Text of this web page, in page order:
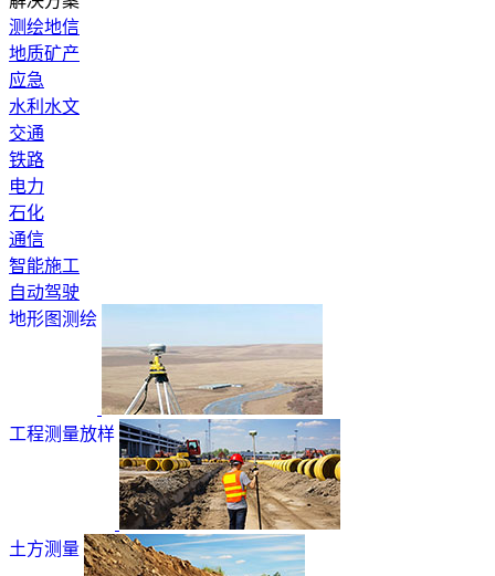
测绘地信
地质矿产
应急
水利水文
交通
铁路
电力
石化
通信
智能施工
自动驾驶
地形图测绘
工程测量放样
土方测量